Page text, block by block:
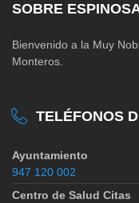
SOBRE
Bienvenido a la Muy
Monteros.
TELÉFONOS
Ayuntamiento
947 120 002
Centro de Salud Citas